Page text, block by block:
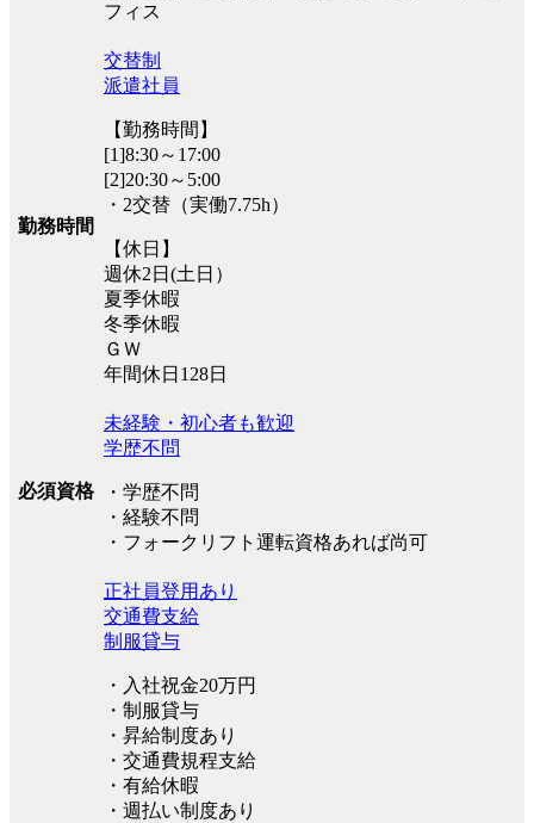
フィス
勤務時間
交替制
派遣社員
【勤務時間】
[1]8:30～17:00
[2]20:30～5:00
・2交替（実働7.75h）
【休日】
週休2日(土日）
夏季休暇
冬季休暇
ＧＷ
年間休日128日
必須資格
未経験・初心者も歓迎
学歴不問
・学歴不問
・経験不問
・フォークリフト運転資格あれば尚可
正社員登用あり
交通費支給
制服貸与
・入社祝金20万円
・制服貸与
・昇給制度あり
・交通費規程支給
・有給休暇
・週払い制度あり